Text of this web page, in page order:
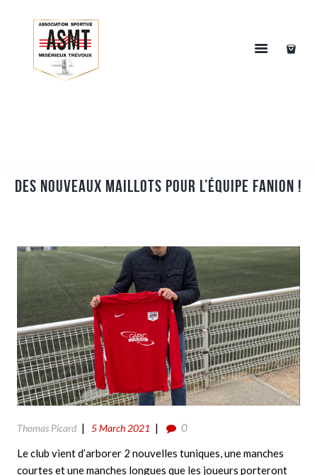
Des nouveaux maillots pour l’équipe fanion !
Thomas Picard 5 March 2021
0
Le club vient d’arborer 2 nouvelles tuniques, une manches
courtes et une manches longues que les joueurs porteront